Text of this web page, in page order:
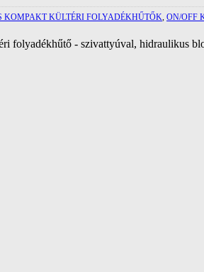
KOMPAKT KÜLTÉRI FOLYADÉKHŰTŐK, ON/OFF
folyadékhűtő - szivattyúval, hidraulikus